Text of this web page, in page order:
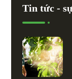
Tin tức -